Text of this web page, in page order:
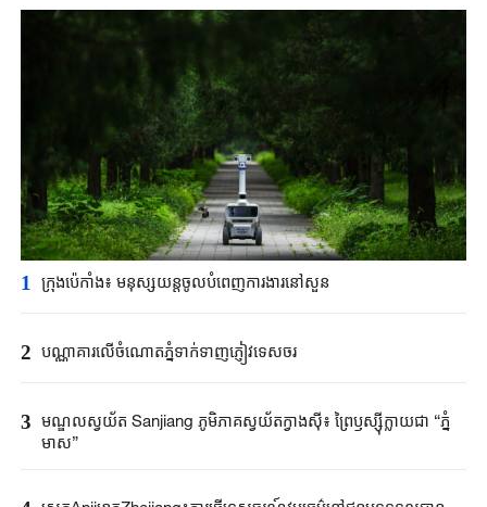
1 ក្រុងប៉េកាំង​៖ មនុស្សយន្ត​ចូលបំពេញ​ការងារនៅសួន​​
2 បណ្ណាគារលើចំណោតភ្នំទាក់ទាញភ្ញៀវទេសចរ
3 មណ្ឌលស្វយ័ត Sanjiang ភូមិភាគស្វយ័តក្វាងស៊ី៖ ព្រៃឫស្ស៊ីក្លាយជា “ភ្នំ
មាស”